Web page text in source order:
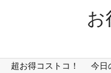
お
超お得コストコ！ 今日